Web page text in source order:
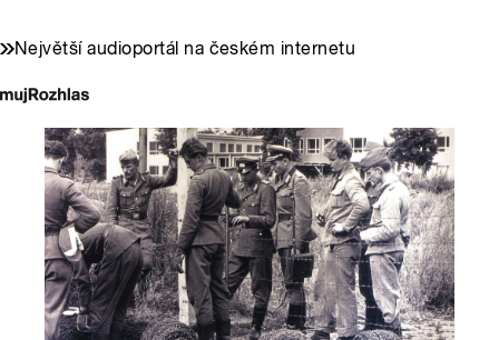
Největší audioportál na českém internetu